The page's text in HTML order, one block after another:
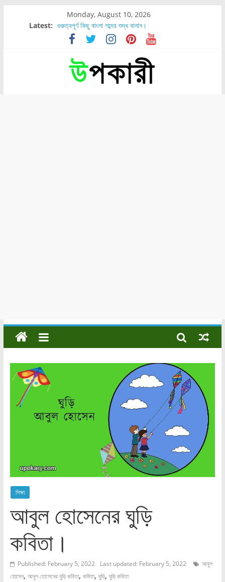
Monday, August 10, 2026
Latest: গুরুত্বপূর্ণ কিছু বাংলা শব্দের শুদ্ধ বানান।
শরীরের কোন অংশে বেডসোর বেশি হয়?
নাসাল টিউব কতদিন রাখা যায়?
রোগীর পিঠ, কোমর এবং পায়ে বেডসোর দেখা গেলে করণীয় কি?
পার্সিমন ফলের স্বাস্থ্য ও পুষ্টি উপকারিতা।
শিক্ষা
আবুল হোসেনের ঘুড়ি
কবিতা।
Published: February 5, 2022 Last updated: February 5, 2022
আবুল
হোসেন, আবুল হোসেনের ঘুড়ি কবিতা, কবিতা, ঘুড়ি, ঘুড়ি কবিতা